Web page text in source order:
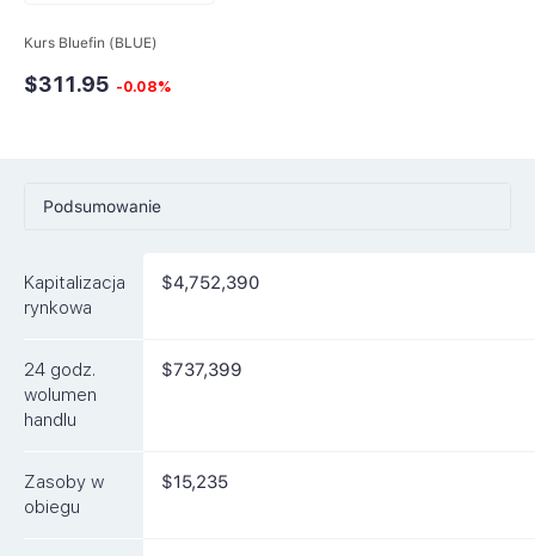
Kurs Bluefin (BLUE)
$311.95 -0.08%
Podsumowanie
Rynki
FAQ
Kapitalizacja
rynkowa
$4,752,390
24 godz.
wolumen
handlu
$737,399
Zasoby w
obiegu
$15,235